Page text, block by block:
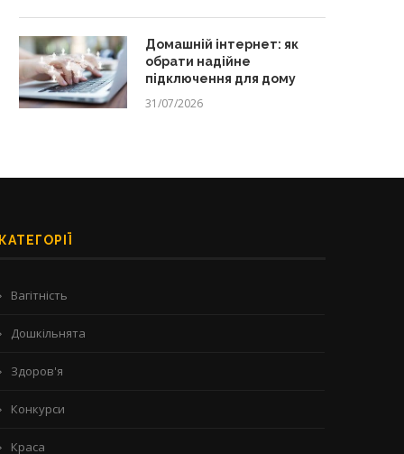
Домашній інтернет: як
обрати надійне
підключення для дому
31/07/2026
КАТЕГОРІЇ
Вагітність
Дошкільнята
Здоров'я
Конкурси
Краса